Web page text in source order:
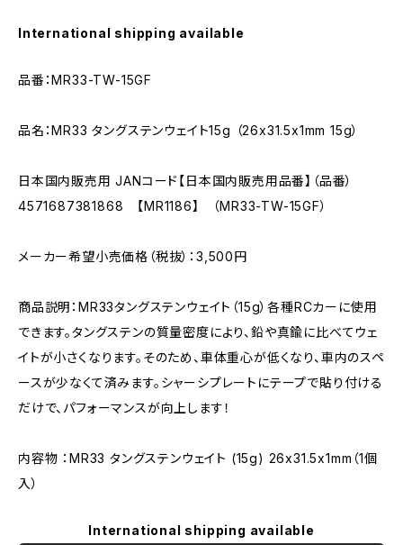
International shipping available
品番：MR33-TW-15GF
品名：MR33 タングステンウェイト15g （26x31.5x1mm 15g）
日本国内販売用 JANコード【日本国内販売用品番】（品番）
4571687381868 【MR1186】 （MR33-TW-15GF）
メーカー希望小売価格（税抜）：3,500円
商品説明：MR33タングステンウェイト（15g）各種RCカーに使用
できます。タングステンの質量密度により、鉛や真鍮に比べてウェ
イトが小さくなります。そのため、車体重心が低くなり、車内のスペ
ースが少なくて済みます。シャーシプレートにテープで貼り付ける
だけで、パフォーマンスが向上します！
内容物 ：MR33 タングステンウェイト (15g) 26x31.5x1mm（1個
入）
International shipping available